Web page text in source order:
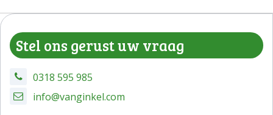
Stel ons gerust uw vraag
0318 595 985
info@vanginkel.com